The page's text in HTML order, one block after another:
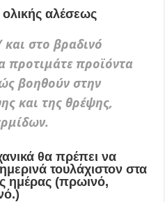
αλέσεως
στο βραδινό
προτιμάτε προϊόντα
βοηθούν στην
και της θρέψης,
θα πρέπει να
τουλάχιστον στα
ημέρας (πρωινό,